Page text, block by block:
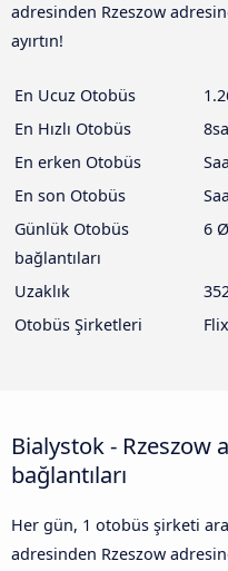
adresinden Rzeszow
ayırtın!
En Ucuz Otobüs
En Hızlı Otobüs
En erken Otobüs
En son Otobüs
Günlük Otobüs
bağlantıları
6 Ø
Uzaklık
Otobüs Şirketleri
Bialystok - Rzeszow
bağlantıları
Her gün, 1 otobüs şirketi
adresinden Rzeszow